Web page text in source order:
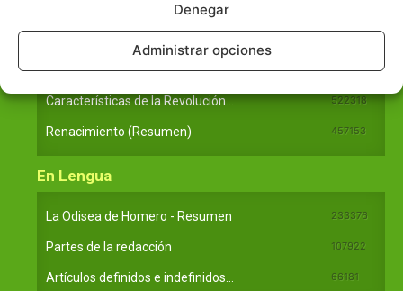
Denegar
Administrar opciones
En Historia
Las principales características... 525533
Características de la Revolución... 522318
Renacimiento (Resumen) 457153
En Lengua
La Odisea de Homero - Resumen 233376
Partes de la redacción 107922
Artículos definidos e indefinidos... 66181